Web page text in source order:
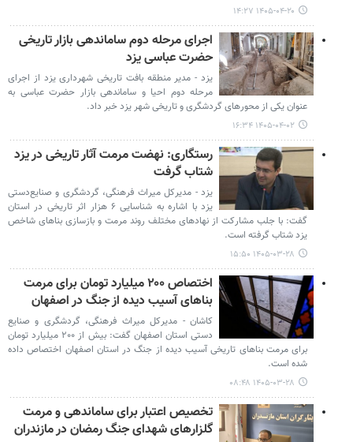
۱۴۰۵-۰۴-۲۰ ۱۴:۲۷
اجرای مرحله دوم ساماندهی بازار تاریخی
حضرت عباسی یزد
یزد - مدیر منطقه بافت تاریخی شهرداری یزد از اجرای
مرحله دوم احیا و ساماندهی بازار حضرت عباسی به
عنوان یکی از محورهای گردشگری و تاریخی شهر یزد خبر داد.
۱۴۰۵-۰۴-۰۲ ۱۶:۳۴
رستگاری: نهضت مرمت آثار تاریخی در یزد
شتاب گرفت
یزد - مدیرکل میراث فرهنگی، گردشگری و صنایع‌دستی
یزد با اشاره به شناسایی ۶ هزار اثر تاریخی در استان
گفت: با جلب مشارکت از نهادهای مختلف روند مرمت و بازسازی بناهای شاخص
یزد شتاب گرفته است.
۱۴۰۵-۰۳-۲۸ ۱۵:۵۰
اختصاص ۲۰۰ میلیارد تومان برای مرمت
بناهای آسیب دیده از جنگ در اصفهان
کاشان - مدیرکل میراث فرهنگی، گردشگری و صنایع
دستی استان اصفهان گفت: بیش از ۲۰۰ میلیارد تومان
برای مرمت بناهای تاریخی آسیب دیده از جنگ در استان اصفهان اختصاص داده
شده است.
۱۴۰۵-۰۳-۲۸ ۰۸:۴۸
تخصیص اعتبار برای ساماندهی و مرمت
گلزارهای شهدای جنگ رمضان در مازندران